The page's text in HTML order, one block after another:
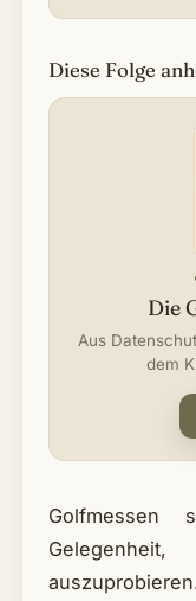
Diese Folge
Die
Aus
dem